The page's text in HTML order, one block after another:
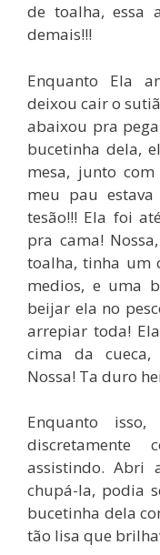
de toalha, essa
demais!!!
Enquanto Ela
deixou cair o
abaixou pra
bucetinha dela,
mesa, junto
meu pau
tesão!!! Ela foi
pra cama!
toalha, tinha um
medios, e uma
beijar ela no
arrepiar toda!
cima da cueca,
Nossa! Ta duro
Enquanto
discretamente
assistindo. Abri
chupá-la, podia
bucetinha dela
tão lisa que